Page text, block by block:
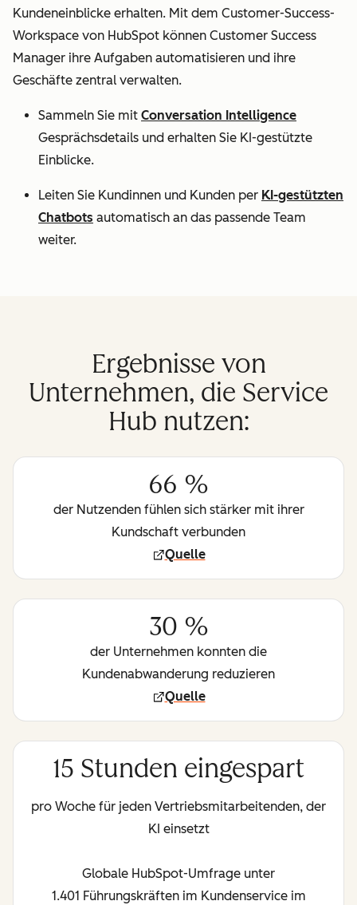
Kundeneinblicke erhalten. Mit dem Customer-Success-
Workspace von HubSpot können Customer Success
Manager ihre Aufgaben automatisieren und ihre
Geschäfte zentral verwalten.
Sammeln Sie mit Conversation Intelligence
Gesprächsdetails und erhalten Sie KI-gestützte
Einblicke.
Leiten Sie Kundinnen und Kunden per KI-gestützten
Chatbots automatisch an das passende Team
weiter.
Ergebnisse von
Unternehmen, die Service
Hub nutzen:
66 %
der Nutzenden fühlen sich stärker mit ihrer
Kundschaft verbunden
Quelle
30 %
der Unternehmen konnten die
Kundenabwanderung reduzieren
Quelle
15 Stunden eingespart
pro Woche für jeden Vertriebsmitarbeitenden, der
KI einsetzt
Globale HubSpot-Umfrage unter
1.401 Führungskräften im Kundenservice im